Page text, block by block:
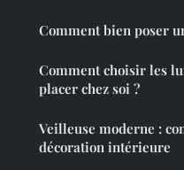
Comment bien poser
Comment choisir les
placer chez soi ?
Veilleuse moderne :
décoration intérieure